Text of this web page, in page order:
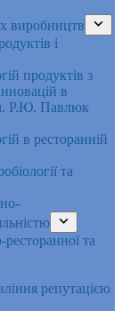
виробництв
і
продуктів з
в
Р.Ю. Павлюк
в ресторанній
та
ресторанної та
репутацією